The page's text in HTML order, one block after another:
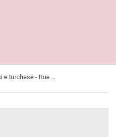
Orecchini doppia ellissi e turchese - Rue Des Mille